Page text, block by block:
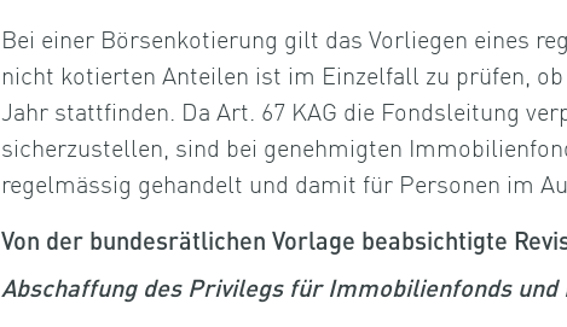
Bei einer Börsenkotierung gilt das Vorliegen eines
nicht kotierten Anteilen ist im Einzelfall zu prüfen,
Jahr stattfinden. Da Art. 67 KAG die Fondsleitung
sicherzustellen, sind bei genehmigten
regelmässig gehandelt und damit für Personen im
Von der bundesrätlichen Vorlage beabsichtigte
Abschaffung des Privilegs für Immobilienfonds und